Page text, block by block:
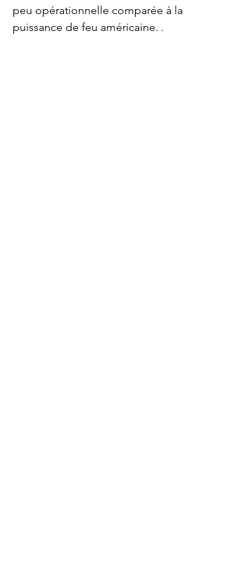
peu opérationnelle comparée à la
puissance de feu américaine. .